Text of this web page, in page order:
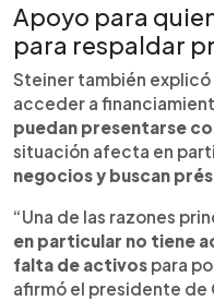
Apoyo para
para respaldar
Steiner también
acceder a
puedan presentarse
situación afecta en
negocios y buscan
“Una de las razones
en particular no tiene
falta de activos para
afirmó el presidente de